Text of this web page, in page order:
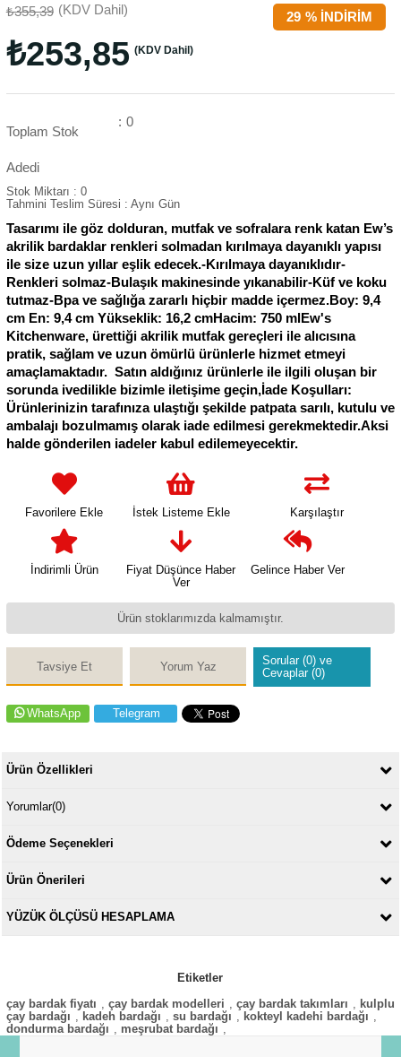
%
29 İNDIRIM
₺355,39 (KDV Dahil)
₺253,85 (KDV Dahil)
Toplam Stok
Adedi
: 0
Stok Miktarı : 0
Tahmini Teslim Süresi : Aynı Gün
Tasarımı ile göz dolduran, mutfak ve sofralara renk katan Ew’s
akrilik bardaklar renkleri solmadan kırılmaya dayanıklı yapısı
ile size uzun yıllar eşlik edecek.-Kırılmaya dayanıklıdır-
Renkleri solmaz-Bulaşık makinesinde yıkanabilir-Küf ve koku
tutmaz-Bpa ve sağlığa zararlı hiçbir madde içermez.Boy: 9,4
cm En: 9,4 cm Yükseklik: 16,2 cmHacim: 750 mlEw's
Kitchenware, ürettiği akrilik mutfak gereçleri ile alıcısına
pratik, sağlam ve uzun ömürlü ürünlerle hizmet etmeyi
amaçlamaktadır. Satın aldığınız ürünlerle ile ilgili oluşan bir
sorunda ivedilikle bizimle iletişime geçin,İade Koşulları:
Ürünlerinizin tarafınıza ulaştığı şekilde patpata sarılı, kutulu ve
ambalajı bozulmamış olarak iade edilmesi gerekmektedir.Aksi
halde gönderilen iadeler kabul edilemeyecektir.
Favorilere Ekle İstek Listeme Ekle Karşılaştır
İndirimli Ürün
Fiyat Düşünce Haber
Ver
Gelince Haber Ver
Ürün stoklarımızda kalmamıştır.
Tavsiye Et Yorum Yaz
Sorular (0) ve
Cevaplar (0)
WhatsApp Telegram
Ürün Özellikleri
Yorumlar(0)
Ödeme Seçenekleri
Ürün Önerileri
YÜZÜK ÖLÇÜSÜ HESAPLAMA
Etiketler
çay bardak fiyatı
çay bardak modelleri çay bardak takımları
kulplu
çay bardağı
kadeh bardağı su bardağı kokteyl kadehi bardağı
dondurma bardağı
meşrubat bardağı